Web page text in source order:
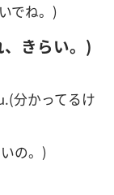
でね。)
きらい。)
分かってるけ
の。)